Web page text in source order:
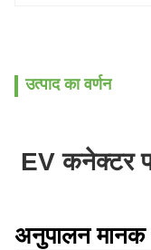
उत्पाद का वर्णन
EV कनेक्टर
अनुपालन